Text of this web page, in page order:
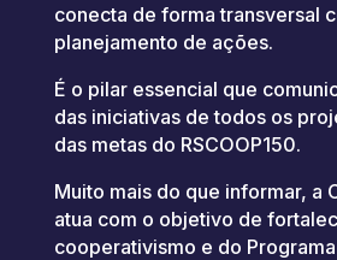
conecta de forma transversal
planejamento de ações.
É o pilar essencial que
das iniciativas de todos os
das metas do RSCOOP150.
Muito mais do que informar, a
atua com o objetivo de
cooperativismo e do Programa